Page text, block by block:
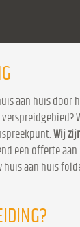
aan huis door
Wij
een offerte
aan huis